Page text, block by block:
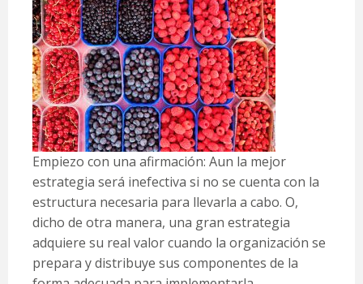
Empiezo con una afirmación: Aun la mejor
estrategia será inefectiva si no se cuenta con la
estructura necesaria para llevarla a cabo. O,
dicho de otra manera, una gran estrategia
adquiere su real valor cuando la organización se
prepara y distribuye sus componentes de la